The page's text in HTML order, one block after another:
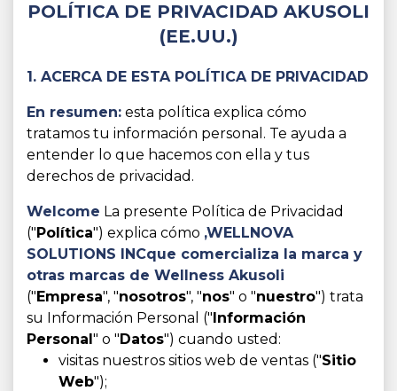
POLÍTICA DE PRIVACIDAD AKUSOLI
(EE.UU.)
1. ACERCA DE ESTA POLÍTICA DE PRIVACIDAD
En resumen: esta política explica cómo
tratamos tu información personal. Te ayuda a
entender lo que hacemos con ella y tus
derechos de privacidad.
Welcome La presente Política de Privacidad
("Política") explica cómo ,WELLNOVA
SOLUTIONS INCque comercializa la marca y
otras marcas de Wellness Akusoli
("Empresa", "nosotros", "nos" o "nuestro") trata
su Información Personal ("Información
Personal" o "Datos") cuando usted:
visitas nuestros sitios web de ventas ("Sitio
Web");